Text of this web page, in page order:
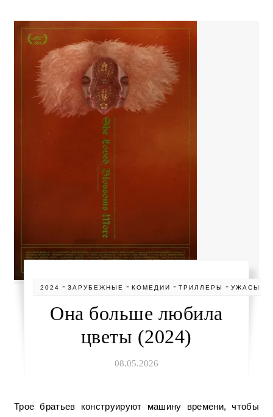
2024 -ЗАРУБЕЖНЫЕ -КОМЕДИИ -ТРИЛЛЕРЫ -УЖАСЫ
Она больше любила
цветы (2024)
08.05.2026
Трое братьев конструируют машину времени, чтобы